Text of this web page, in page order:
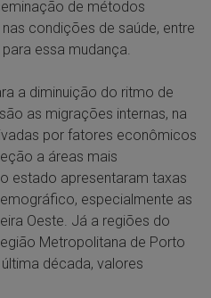
de métodos
condições de saúde, entre
essa mudança.
a diminuição do ritmo de
as migrações internas, na
por fatores econômicos
a áreas mais
estado apresentaram taxas
especialmente as
Oeste. Já a regiões do
Metropolitana de Porto
década, valores